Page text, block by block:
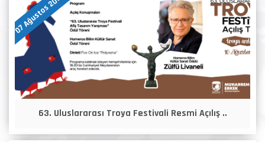
07 Ağustos 2026
63. Uluslararası Troya Festivali Resmi Açılış ..